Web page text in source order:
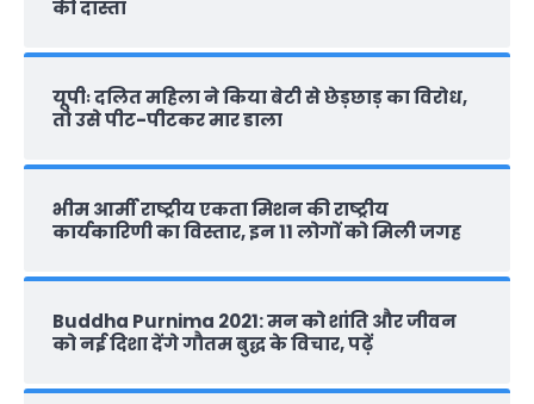
की दास्‍तां
यूपीः दलित महिला ने किया बेटी से छेड़छाड़ का विरोध,
तो उसे पीट-पीटकर मार डाला
भीम आर्मी राष्‍ट्रीय एकता मिशन की राष्‍ट्रीय
कार्यकारिणी का विस्तार, इन 11 लोगों को मिली जगह
Buddha Purnima 2021: मन को शांति और जीवन
को नई दिशा देंगे गौतम बुद्ध के विचार, पढ़ें